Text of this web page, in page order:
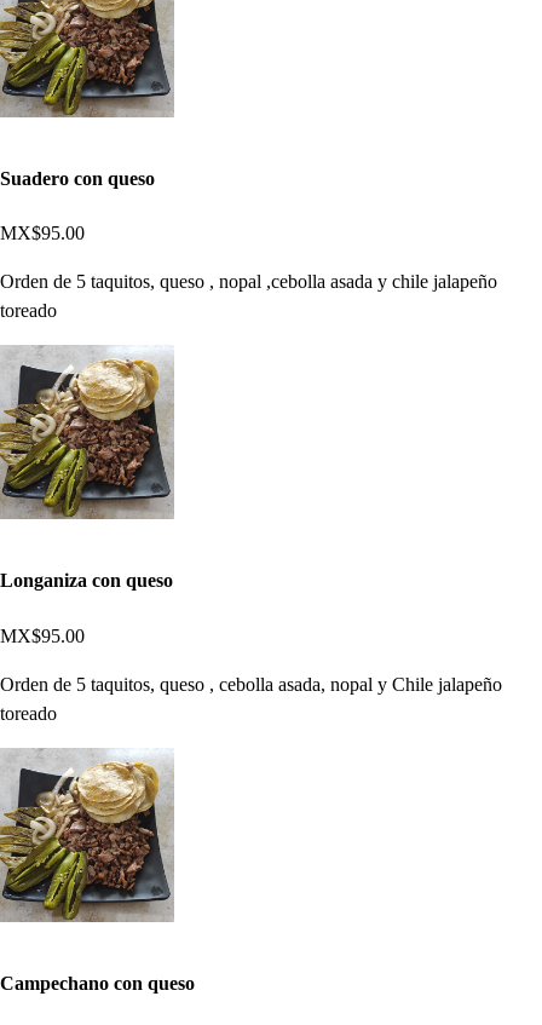
Suadero con queso
MX$95.00
Orden de 5 taquitos, queso , nopal ,cebolla asada y chile jalapeño
toreado
Longaniza con queso
MX$95.00
Orden de 5 taquitos, queso , cebolla asada, nopal y Chile jalapeño
toreado
Campechano con queso